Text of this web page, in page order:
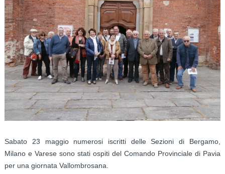
Sabato 23 maggio numerosi iscritti delle Sezioni di Bergamo,
Milano e Varese sono stati ospiti del Comando Provinciale di Pavia
per una giornata Vallombrosana.